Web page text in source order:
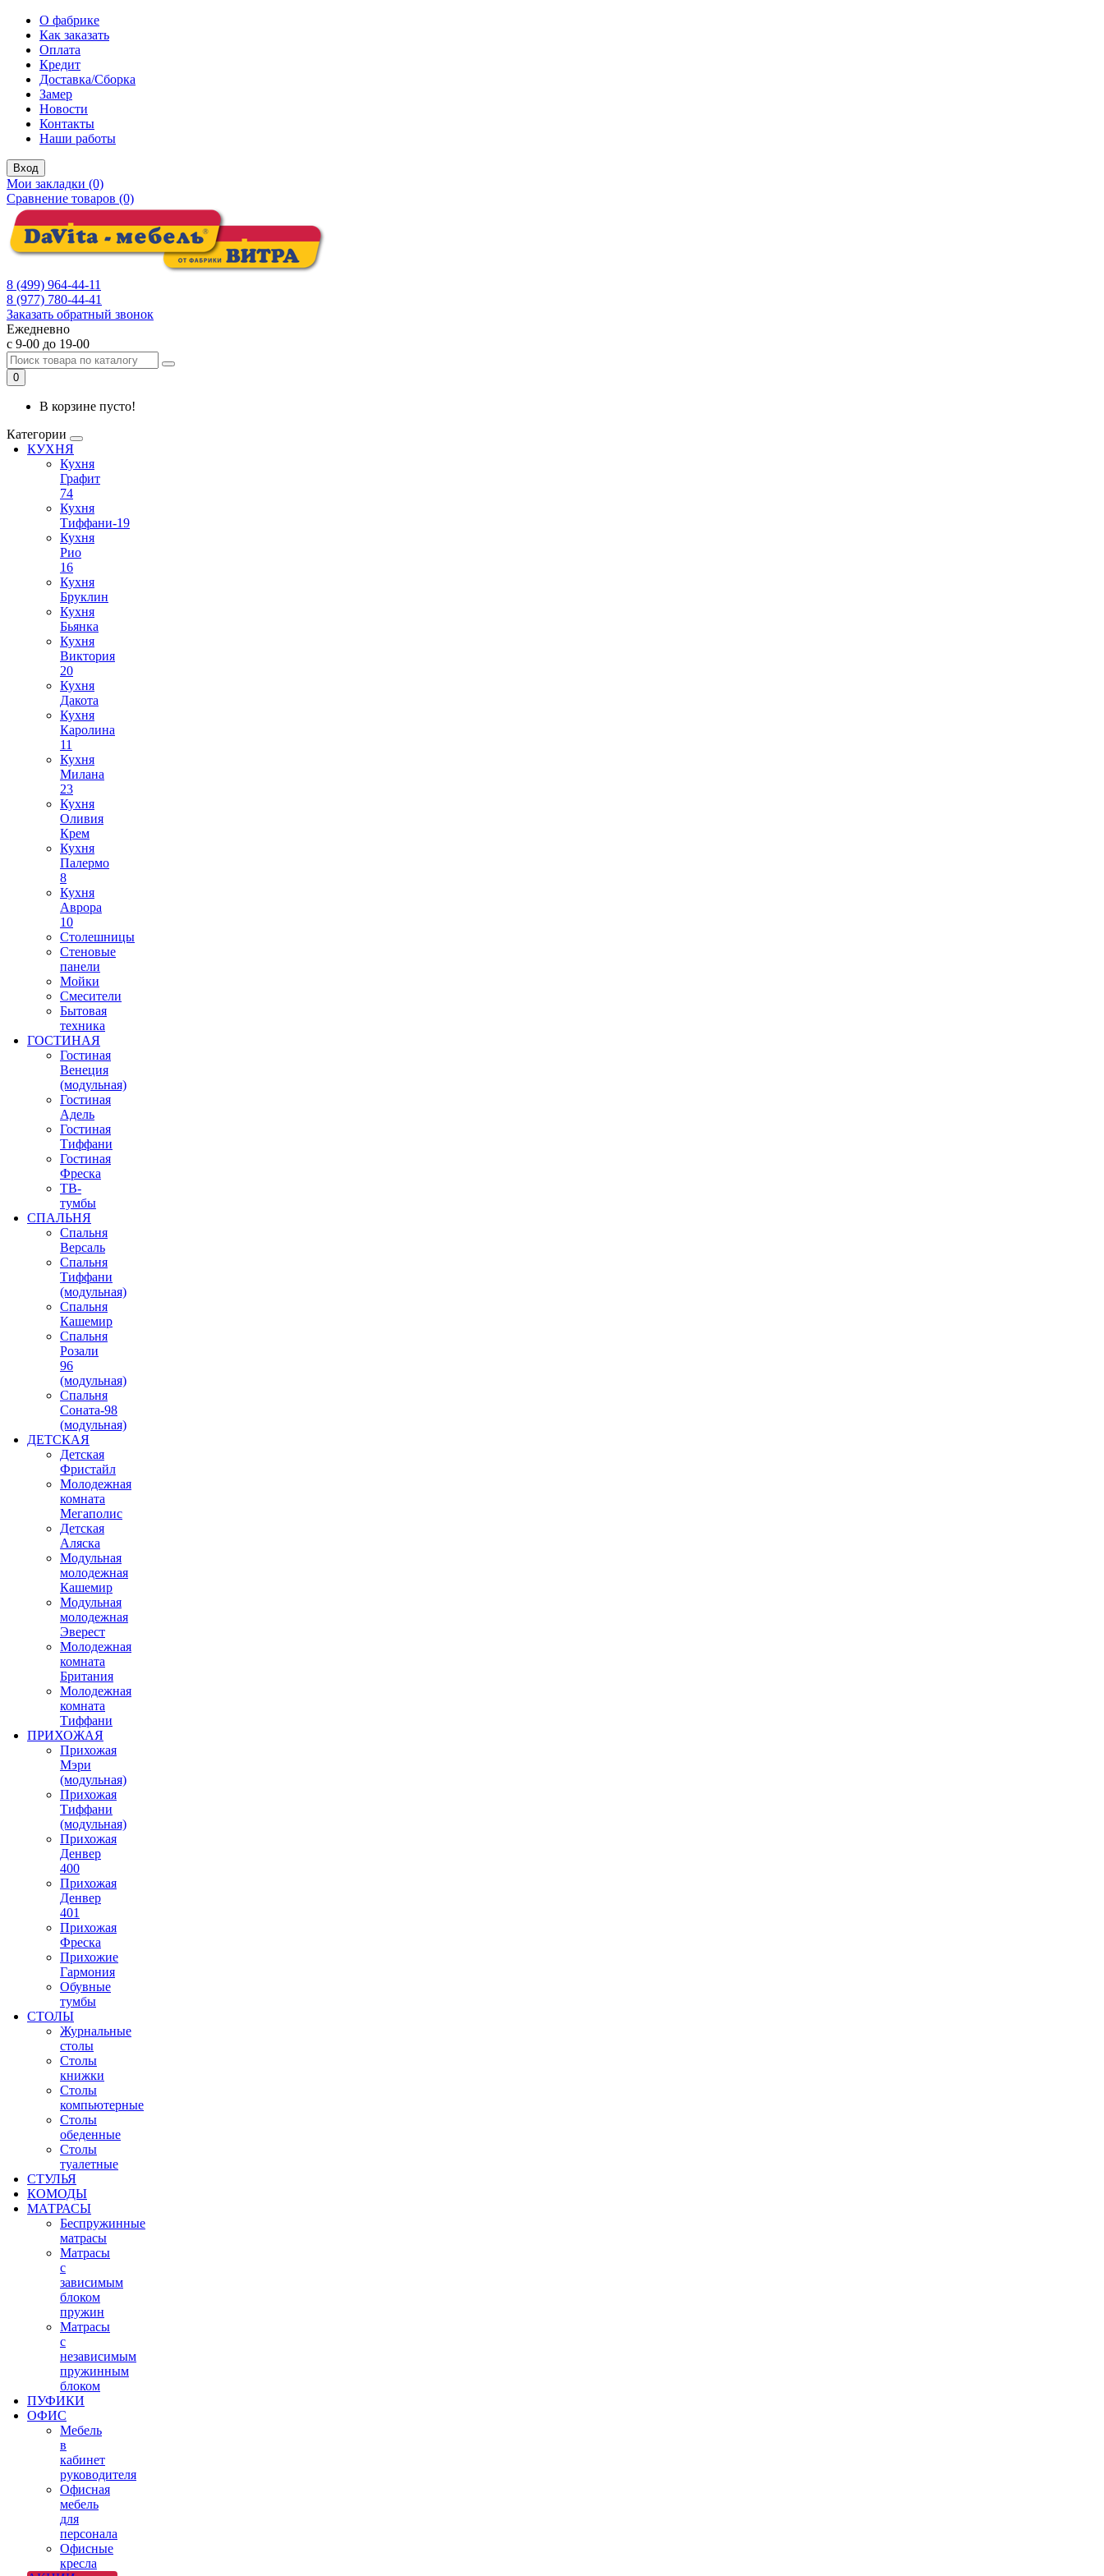
О фабрике
Как заказать
Оплата
Кредит
Доставка/Сборка
Замер
Новости
Контакты
Наши работы
Вход
Мои закладки (0)
Сравнение товаров (0)
8 (499) 964-44-11
8 (977) 780-44-41
Заказать обратный звонок
Ежедневно
с 9-00 до 19-00
0
В корзине пусто!
Категории
КУХНЯ
Кухня
Графит
74
Кухня
Тиффани-19
Кухня
Рио
16
Кухня
Бруклин
Кухня
Бьянка
Кухня
Виктория
20
Кухня
Дакота
Кухня
Каролина
11
Кухня
Милана
23
Кухня
Оливия
Крем
Кухня
Палермо
8
Кухня
Аврора
10
Столешницы
Стеновые
панели
Мойки
Смесители
Бытовая
техника
ГОСТИНАЯ
Гостиная
Венеция
(модульная)
Гостиная
Адель
Гостиная
Тиффани
Гостиная
Фреска
ТВ-
тумбы
СПАЛЬНЯ
Спальня
Версаль
Спальня
Тиффани
(модульная)
Спальня
Кашемир
Спальня
Розали
96
(модульная)
Спальня
Соната-98
(модульная)
ДЕТСКАЯ
Детская
Фристайл
Молодежная
комната
Мегаполис
Детская
Аляска
Модульная
молодежная
Кашемир
Модульная
молодежная
Эверест
Молодежная
комната
Британия
Молодежная
комната
Тиффани
ПРИХОЖАЯ
Прихожая
Мэри
(модульная)
Прихожая
Тиффани
(модульная)
Прихожая
Денвер
400
Прихожая
Денвер
401
Прихожая
Фреска
Прихожие
Гармония
Обувные
тумбы
СТОЛЫ
Журнальные
столы
Столы
книжки
Столы
компьютерные
Столы
обеденные
Столы
туалетные
СТУЛЬЯ
КОМОДЫ
МАТРАСЫ
Беспружинные
матрасы
Матрасы
с
зависимым
блоком
пружин
Матрасы
с
независимым
пружинным
блоком
ПУФИКИ
ОФИС
Мебель
в
кабинет
руководителя
Офисная
мебель
для
персонала
Офисные
кресла